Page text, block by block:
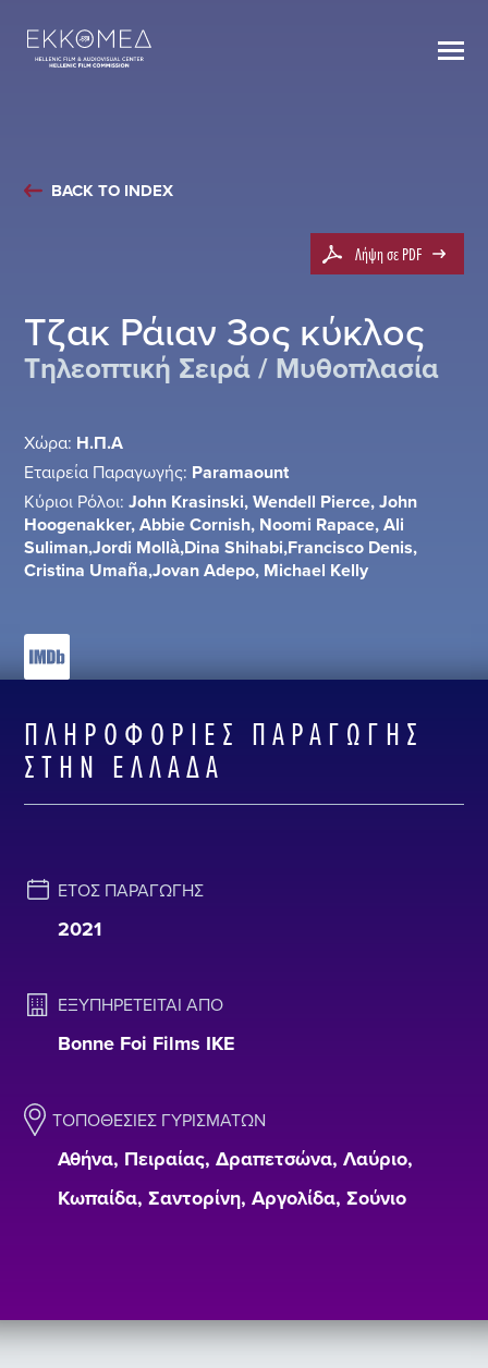
BACK TO INDEX
Λήψη σε PDF
Τζακ Ράιαν 3ος κύκλος
Τηλεοπτική Σειρά / Μυθοπλασία
Χώρα: Η.Π.Α
Εταιρεία Παραγωγής: Paramaount
Κύριοι Ρόλοι: John Krasinski, Wendell Pierce, John
Hoogenakker, Abbie Cornish, Noomi Rapace, Ali
Suliman,Jordi Mollà,Dina Shihabi,Francisco Denis,
Cristina Umaña,Jovan Adepo, Michael Kelly
ΠΛΗΡΟΦΟΡΊΕΣ ΠΑΡΑΓΩΓΉΣ
ΣΤΗΝ ΕΛΛΆΔΑ
ΈΤΟΣ ΠΑΡΑΓΩΓΉΣ
2021
ΕΞΥΠΗΡΕΤΕΊΤΑΙ ΑΠΌ
Bonne Foi Films IKE
ΤΟΠΟΘΕΣΊΕΣ ΓΥΡΙΣΜΆΤΩΝ
Αθήνα, Πειραίας, Δραπετσώνα, Λαύριο,
Κωπαίδα, Σαντορίνη, Αργολίδα, Σούνιο